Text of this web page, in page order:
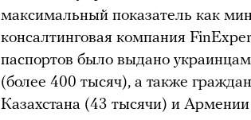
максимальный показатель как
консалтинговая компания
паспортов было выдано
(более 400 тысяч), а также
Казахстана (43 тысячи) и